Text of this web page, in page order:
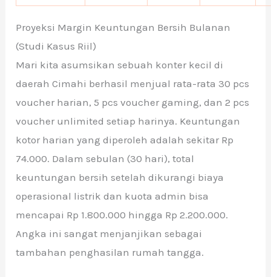
Proyeksi Margin Keuntungan Bersih Bulanan
(Studi Kasus Riil)
Mari kita asumsikan sebuah konter kecil di
daerah Cimahi berhasil menjual rata-rata 30 pcs
voucher harian, 5 pcs voucher gaming, dan 2 pcs
voucher unlimited setiap harinya. Keuntungan
kotor harian yang diperoleh adalah sekitar Rp
74.000. Dalam sebulan (30 hari), total
keuntungan bersih setelah dikurangi biaya
operasional listrik dan kuota admin bisa
mencapai Rp 1.800.000 hingga Rp 2.200.000.
Angka ini sangat menjanjikan sebagai
tambahan penghasilan rumah tangga.